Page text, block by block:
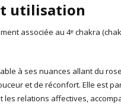
utilisation
associée au 4ᵉ chakra
à ses nuances allant du
et de réconfort. Elle est
les relations affectives,